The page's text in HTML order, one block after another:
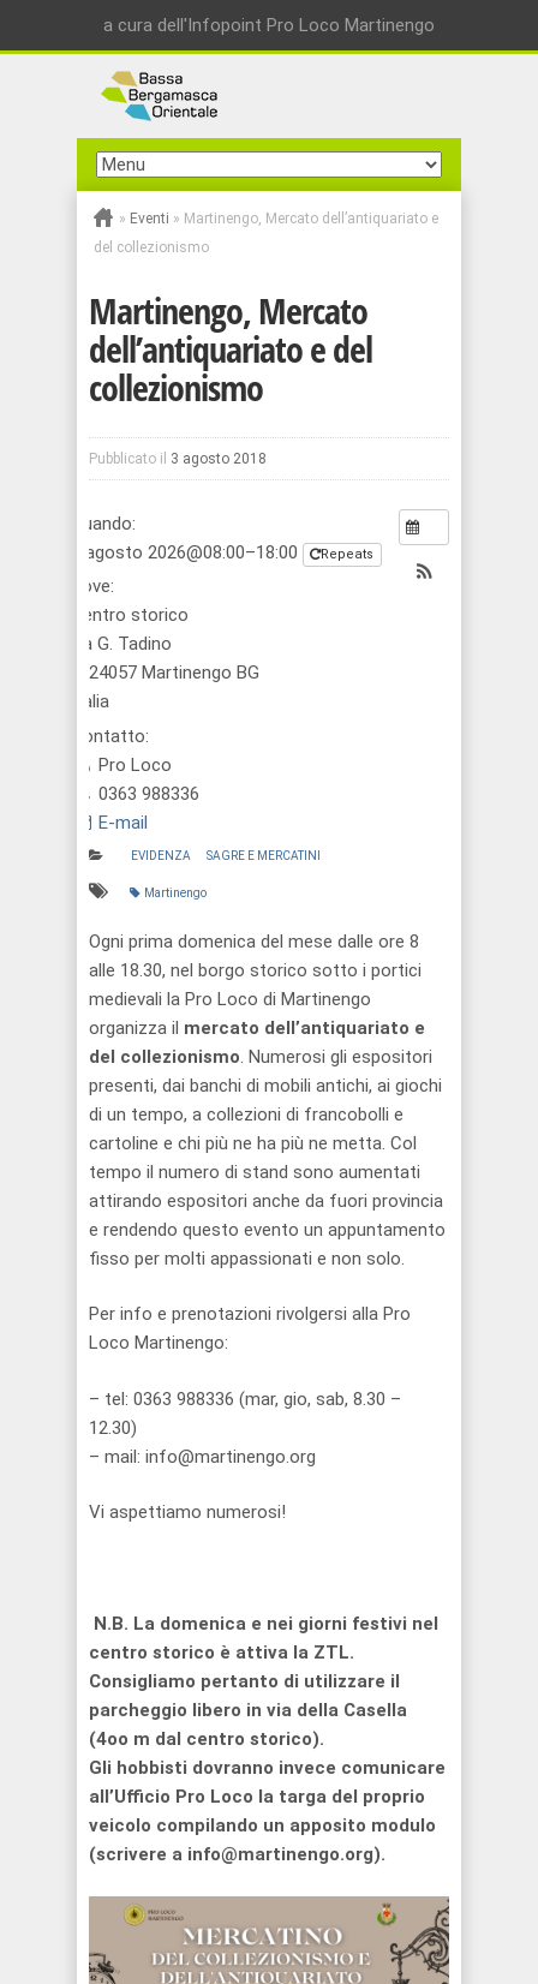
a cura dell'Infopoint Pro Loco Martinengo
» Eventi » Martinengo, Mercato dell’antiquariato e
del collezionismo
Martinengo, Mercato
dell’antiquariato e del
collezionismo
Pubblicato il 3 agosto 2018
Quando:
2 agosto 2026@08:00–18:00
Repeats
Dove:
Centro storico
via G. Tadino
1, 24057 Martinengo BG
Italia
Contatto:
Pro Loco
0363 988336
E-mail
EVIDENZA SAGRE E MERCATINI
Martinengo
Ogni prima domenica del mese dalle ore 8
alle 18.30, nel borgo storico sotto i portici
medievali la Pro Loco di Martinengo
organizza il mercato dell’antiquariato e
del collezionismo . Numerosi gli espositori
presenti, dai banchi di mobili antichi, ai giochi
di un tempo, a collezioni di francobolli e
cartoline e chi più ne ha più ne metta. Col
tempo il numero di stand sono aumentati
attirando espositori anche da fuori provincia
e rendendo questo evento un appuntamento
fisso per molti appassionati e non solo.
Per info e prenotazioni rivolgersi alla Pro
Loco Martinengo:
– tel: 0363 988336 (mar, gio, sab, 8.30 –
12.30)
– mail: info@martinengo.org
Vi aspettiamo numerosi!
N.B. La domenica e nei giorni festivi nel
centro storico è attiva la ZTL.
Consigliamo pertanto di utilizzare il
parcheggio libero in via della Casella
(4oo m dal centro storico).
Gli hobbisti dovranno invece comunicare
all’Ufficio Pro Loco la targa del proprio
veicolo compilando un apposito modulo
(scrivere a info@martinengo.org).